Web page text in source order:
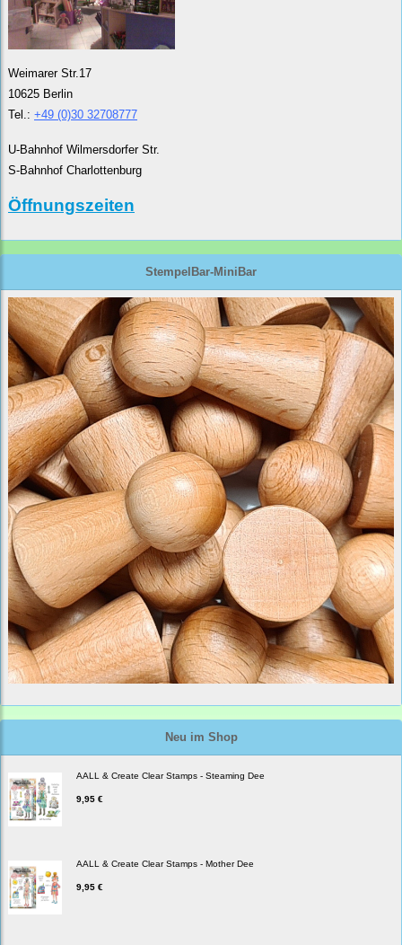
Weimarer Str.17
10625 Berlin
Tel.: +49 (0)30 32708777
U-Bahnhof Wilmersdorfer Str.
S-Bahnhof Charlottenburg
Öffnungszeiten
StempelBar-MiniBar
Neu im Shop
AALL & Create Clear Stamps - Steaming Dee
9,95 €
AALL & Create Clear Stamps - Mother Dee
9,95 €